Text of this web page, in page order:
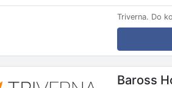
Triverna. Do
Baross